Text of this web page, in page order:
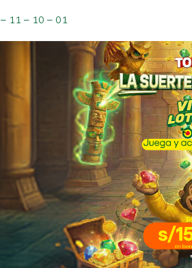
11 – 10 – 01